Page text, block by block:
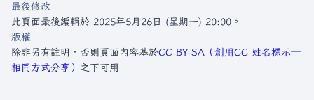
最後修改
此頁面最後編輯於 2025年5月26日 (星期一) 20:00。
版權
除非另有註明，否則頁面內容基於CC BY-SA（創用CC 姓名標示─
相同方式分享） 之下可用